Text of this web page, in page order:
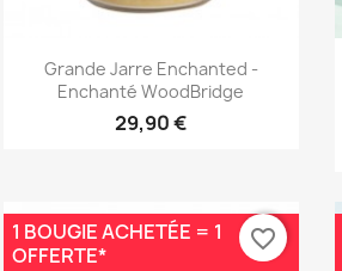
Aperçu rapide
Grande Jarre Enchanted -
Enchanté WoodBridge
29,90 €
1 BOUGIE ACHETÉE = 1
OFFERTE*
favorite_border